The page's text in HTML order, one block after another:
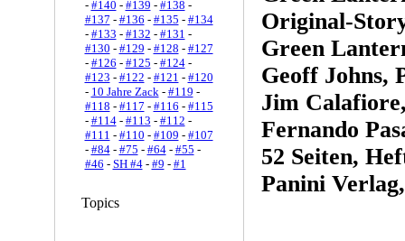
- #140 - #139 - #138 -
#137 - #136 - #135 - #134
- #133 - #132 - #131 -
#130 - #129 - #128 - #127
- #126 - #125 - #124-
#123 - #122 - #121 - #120
- 10 Jahre Zack- #119 -
#118 - #117 - #116 - #115
- #114- #113 - #112 -
#111 - #110 - #109 - #107
- #84- #75 - #64- #55 -
#46 - SH #4- #9 - #1
Topics
Original-
Green
Geoff Johns,
Jim
Fernando
52 Seiten,
Panini